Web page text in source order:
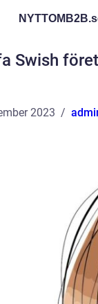
NYTTOMB2B.
Swish
2023